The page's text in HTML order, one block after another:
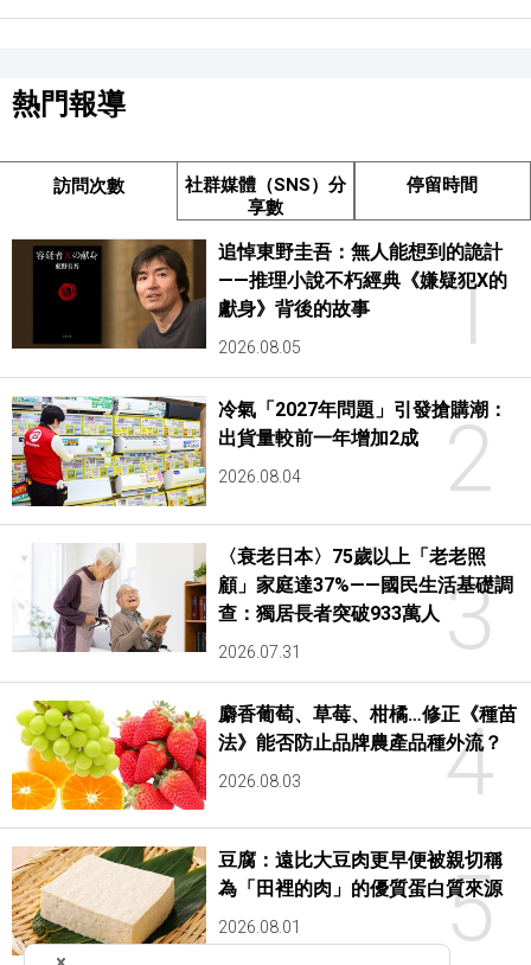
熱門報導
訪問次數
社群媒體（SNS）分
享數
停留時間
1
追悼東野圭吾：無人能想到的詭計
——推理小說不朽經典《嫌疑犯X的
獻身》背後的故事
2026.08.05
2
冷氣「2027年問題」引發搶購潮：
出貨量較前一年增加2成
2026.08.04
3
〈衰老日本〉75歲以上「老老照
顧」家庭達37%——國民生活基礎調
查：獨居長者突破933萬人
2026.07.31
4
麝香葡萄、草莓、柑橘…修正《種苗
法》能否防止品牌農產品種外流？
2026.08.03
5
豆腐：遠比大豆肉更早便被親切稱
為「田裡的肉」的優質蛋白質來源
2026.08.01